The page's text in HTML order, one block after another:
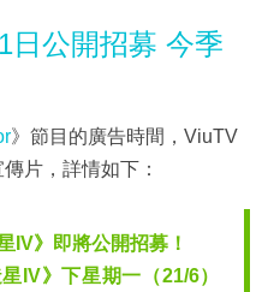
日公開招募 今季
》節目的廣告時間，ViuTV
片，詳情如下：
IV》即將公開招募！
IV》下星期一（21/6）